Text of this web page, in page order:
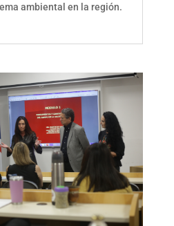
ambiental en la región.